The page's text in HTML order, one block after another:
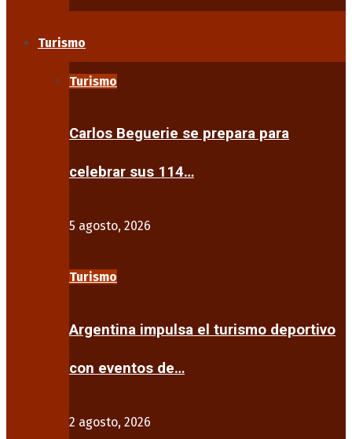
Turismo
Turismo
Carlos Beguerie se prepara para
celebrar sus 114…
5 agosto, 2026
Turismo
Argentina impulsa el turismo deportivo
con eventos de…
2 agosto, 2026